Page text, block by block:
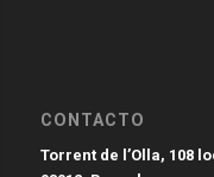
CONTACTO
Torrent de l’Olla, 108